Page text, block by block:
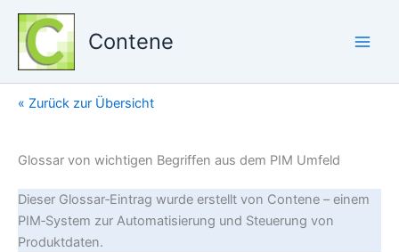
Zum
Inhalt
springen
Contene
« Zurück zur Übersicht
Glossar von wichtigen Begriffen aus dem PIM Umfeld
Dieser Glossar‑Eintrag wurde erstellt von Contene – einem
PIM‑System zur Automatisierung und Steuerung von
Produktdaten.